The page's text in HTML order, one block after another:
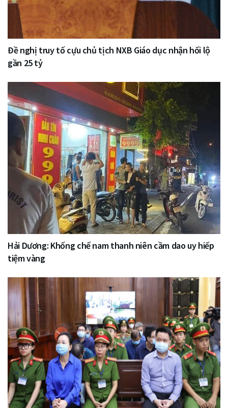
Đề nghị truy tố cựu chủ tịch NXB Giáo dục nhận hối lộ
gần 25 tỷ
Hải Dương: Khống chế nam thanh niên cầm dao uy hiếp
tiệm vàng